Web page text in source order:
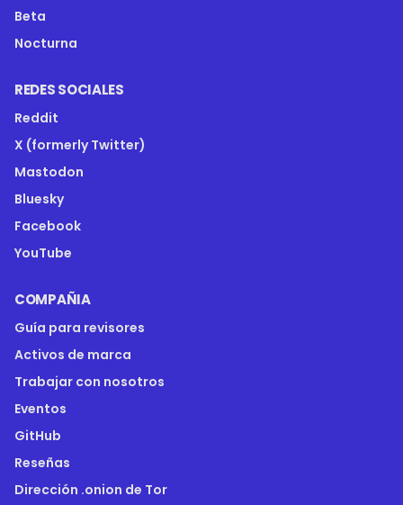
Beta
Nocturna
REDES SOCIALES
Reddit
X (formerly Twitter)
Mastodon
Bluesky
Facebook
YouTube
COMPAÑIA
Guía para revisores
Activos de marca
Trabajar con nosotros
Eventos
GitHub
Reseñas
Dirección .onion de Tor